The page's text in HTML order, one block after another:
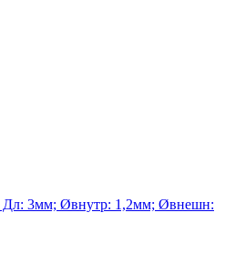
Дл: 3мм; Øвнутр: 1,2мм; Øвнешн: